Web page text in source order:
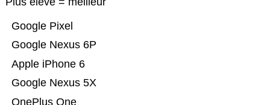
OnePlus One
Google Nexus 5X
Apple iPhone 6
Google Nexus 6P
Google Pixel